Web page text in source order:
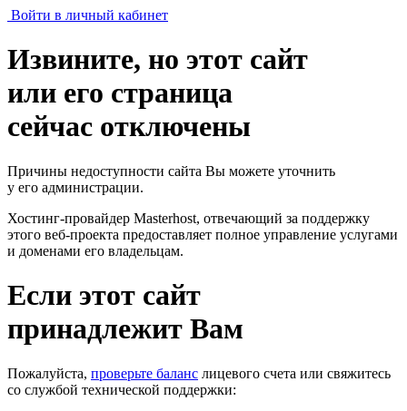
Войти в личный кабинет
Извините, но этот сайт
или его страница
сейчас отключены
Причины недоступности сайта Вы можете уточнить
у его администрации.
Хостинг-провайдер Masterhost, отвечающий за поддержку
этого веб-проекта предоставляет полное управление услугами
и доменами его владельцам.
Если этот сайт
принадлежит Вам
Пожалуйста, проверьте баланс лицевого счета или свяжитесь
со службой технической поддержки: